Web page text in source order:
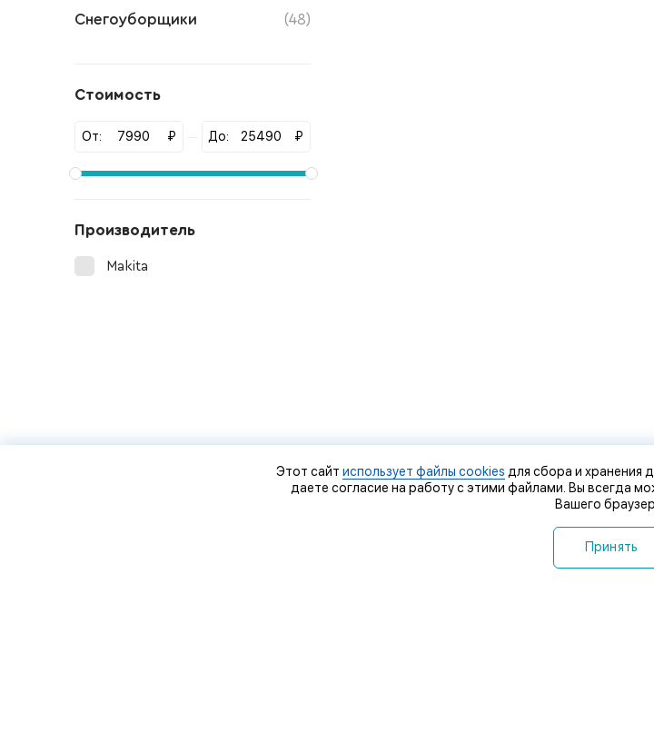
Снегоуборщики (48)
Стоимость
От: ₽ До: ₽
Производитель
Makita
Этот сайт использует файлы cookies для сбора и хранения
даете согласие на работу с этими файлами. Вы всегда
Вашего
Принять